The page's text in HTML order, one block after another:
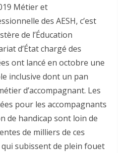
Métier et
des AESH, c’est
de l’Éducation
d’État chargé des
ont lancé en octobre une
inclusive dont un pan
d’accompagnant. Les
pour les accompagnants
de handicap sont loin de
de milliers de ces
subissent de plein fouet